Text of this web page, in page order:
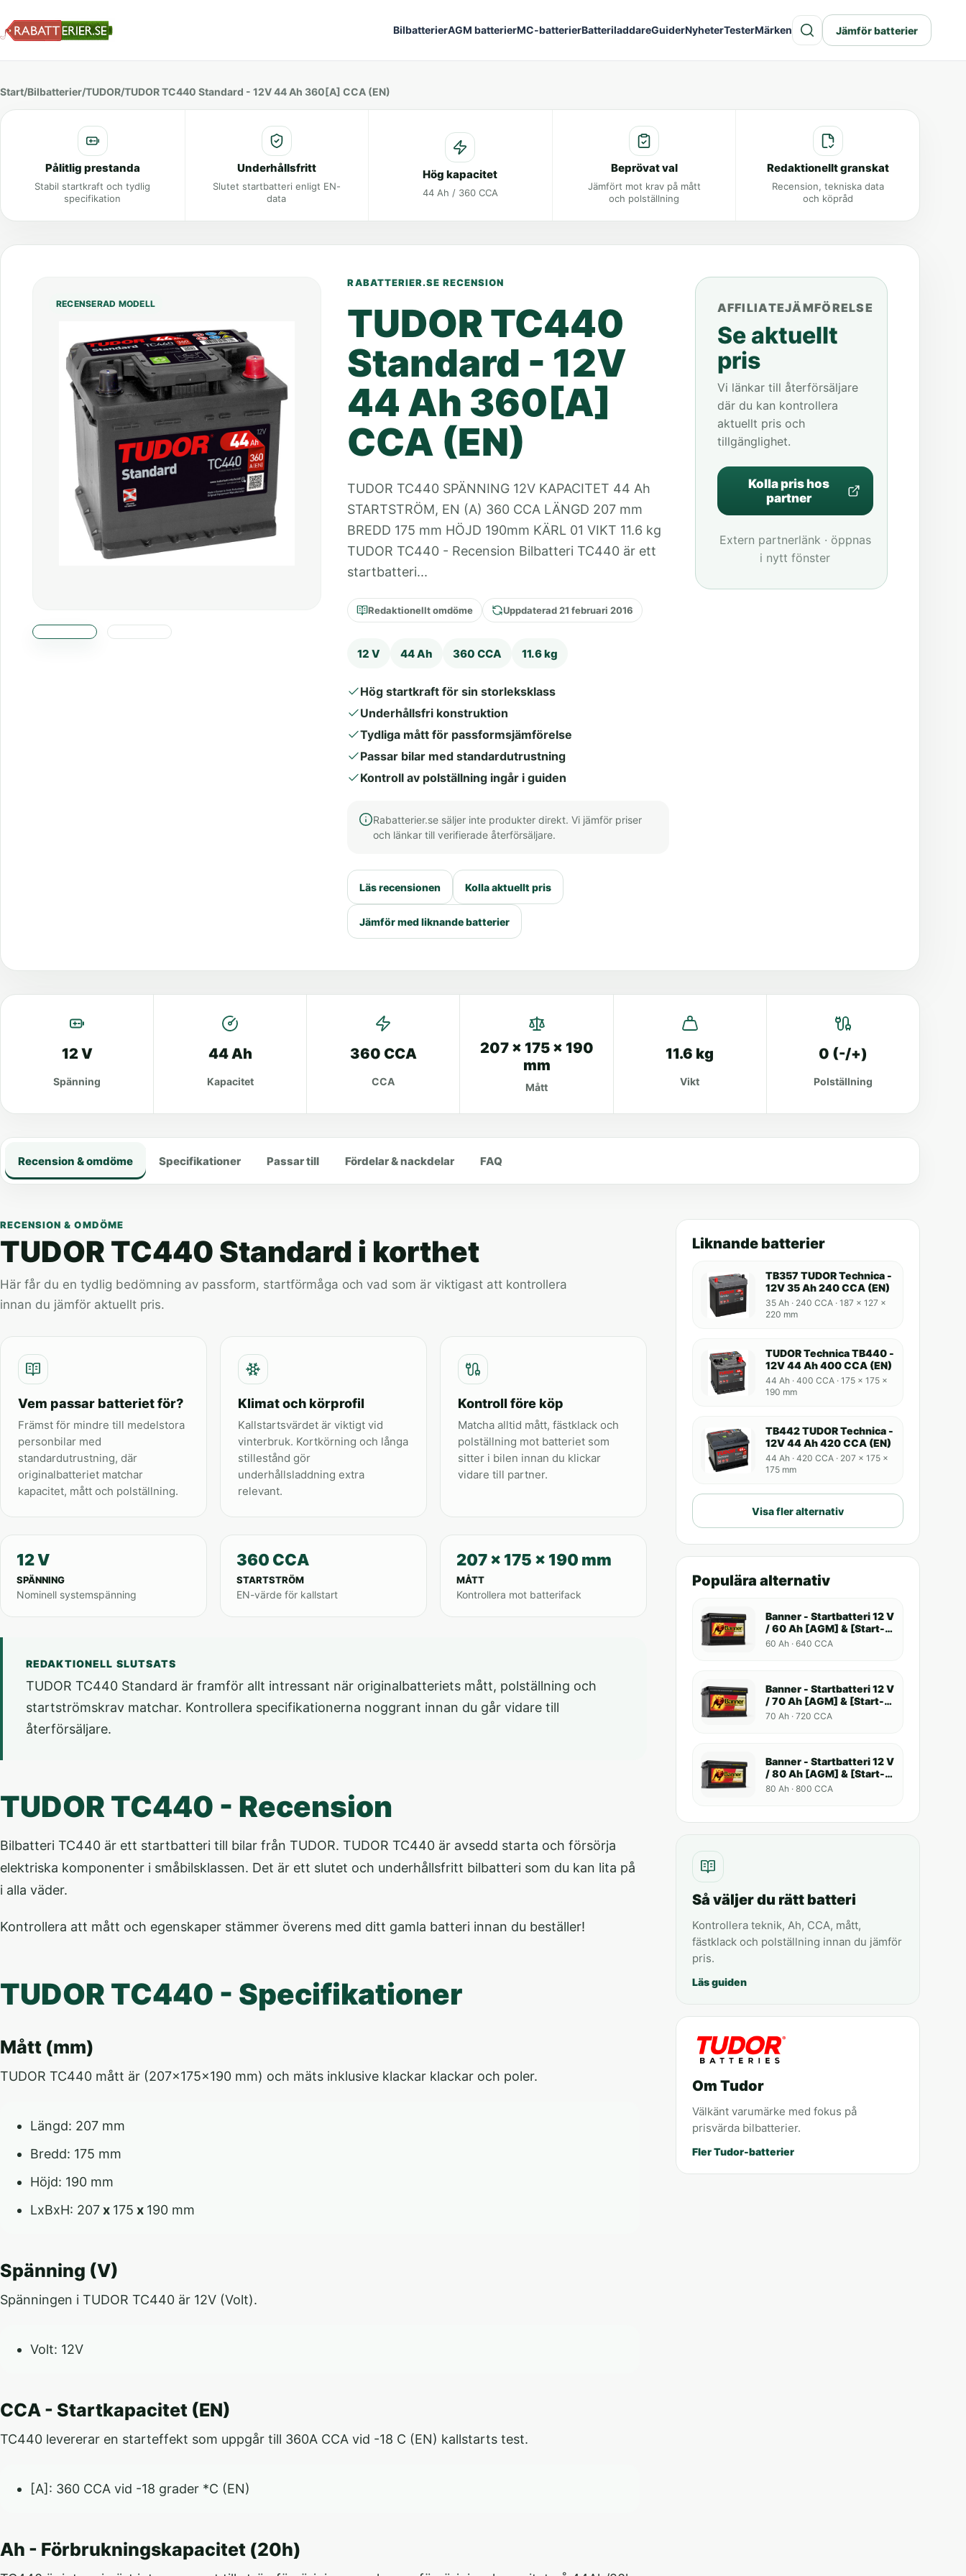
BilbatterierAGM batterierMC-batterierBatteriladdareGuiderNyheterTesterMärken Jämför batterier
Start/Bilbatterier/TUDOR/TUDOR TC440 Standard - 12V 44 Ah 360[A] CCA (EN)
Pålitlig prestanda
Stabil startkraft och tydlig
specifikation
Underhållsfritt
Slutet startbatteri enligt EN-
data
Hög kapacitet
44 Ah / 360 CCA
Beprövat val
Jämfört mot krav på mått
och polställning
Redaktionellt granskat
Recension, tekniska data
och köpråd
RECENSERAD MODELL
RABATTERIER.SE RECENSION
TUDOR TC440
Standard - 12V
44 Ah 360[A]
CCA (EN)
TUDOR TC440 SPÄNNING 12V KAPACITET 44 Ah
STARTSTRÖM, EN (A) 360 CCA LÄNGD 207 mm
BREDD 175 mm HÖJD 190mm KÄRL 01 VIKT 11.6 kg
TUDOR TC440 - Recension Bilbatteri TC440 är ett
startbatteri...
Redaktionellt omdöme Uppdaterad 21 februari 2016
12 V 44 Ah 360 CCA 11.6 kg
Hög startkraft för sin storleksklass
Underhållsfri konstruktion
Tydliga mått för passformsjämförelse
Passar bilar med standardutrustning
Kontroll av polställning ingår i guiden
Rabatterier.se säljer inte produkter direkt. Vi jämför priser
och länkar till verifierade återförsäljare.
Läs recensionen Kolla aktuellt pris
Jämför med liknande batterier
AFFILIATEJÄMFÖRELSE
Se aktuellt
pris
Vi länkar till återförsäljare
där du kan kontrollera
aktuellt pris och
tillgänglighet.
Kolla pris hos
partner
Extern partnerlänk · öppnas
i nytt fönster
12 V
Spänning
44 Ah
Kapacitet
360 CCA
CCA
207 x 175 x 190
mm
Mått
11.6 kg
Vikt
0 (-/+)
Polställning
Recension & omdöme Specifikationer Passar till Fördelar & nackdelar FAQ
RECENSION & OMDÖME
TUDOR TC440 Standard i korthet
Här får du en tydlig bedömning av passform, startförmåga och vad som är viktigast att kontrollera
innan du jämför aktuellt pris.
Vem passar batteriet för?
Främst för mindre till medelstora
personbilar med
standardutrustning, där
originalbatteriet matchar
kapacitet, mått och polställning.
Klimat och körprofil
Kallstartsvärdet är viktigt vid
vinterbruk. Kortkörning och långa
stillestånd gör
underhållsladdning extra
relevant.
Kontroll före köp
Matcha alltid mått, fästklack och
polställning mot batteriet som
sitter i bilen innan du klickar
vidare till partner.
12 V
SPÄNNING
Nominell systemspänning
360 CCA
STARTSTRÖM
EN-värde för kallstart
207 x 175 x 190 mm
MÅTT
Kontrollera mot batterifack
REDAKTIONELL SLUTSATS
TUDOR TC440 Standard är framför allt intressant när originalbatteriets mått, polställning och
startströmskrav matchar. Kontrollera specifikationerna noggrant innan du går vidare till
återförsäljare.
TUDOR TC440 - Recension
Bilbatteri TC440 är ett startbatteri till bilar från TUDOR. TUDOR TC440 är avsedd starta och försörja
elektriska komponenter i småbilsklassen. Det är ett slutet och underhållsfritt bilbatteri som du kan lita på
i alla väder.
Kontrollera att mått och egenskaper stämmer överens med ditt gamla batteri innan du beställer!
TUDOR TC440 - Specifikationer
Mått (mm)
TUDOR TC440 mått är (207x175x190 mm) och mäts inklusive klackar klackar och poler.
Längd: 207 mm
Bredd: 175 mm
Höjd: 190 mm
LxBxH: 207x 175 x 190 mm
Spänning (V)
Spänningen i TUDOR TC440 är 12V (Volt).
Volt: 12V
CCA - Startkapacitet (EN)
TC440 levererar en starteffekt som uppgår till 360A CCA vid -18 C (EN) kallstarts test.
[A]: 360 CCA vid -18 grader *C (EN)
Ah - Förbrukningskapacitet (20h)
Liknande batterier
TB357 TUDOR Technica -
12V 35 Ah 240 CCA (EN)
35 Ah · 240 CCA · 187 x 127 x
220 mm
TUDOR Technica TB440 -
12V 44 Ah 400 CCA (EN)
44 Ah · 400 CCA · 175 x 175 x
190 mm
TB442 TUDOR Technica -
12V 44 Ah 420 CCA (EN)
44 Ah · 420 CCA · 207 x 175 x
175 mm
Visa fler alternativ
Populära alternativ
Banner - Startbatteri 12 V
/ 60 Ah [AGM] & [Start-
Stop]
60 Ah · 640 CCA
Banner - Startbatteri 12 V
/ 70 Ah [AGM] & [Start-
Stop]
70 Ah · 720 CCA
Banner - Startbatteri 12 V
/ 80 Ah [AGM] & [Start-
Stop]
80 Ah · 800 CCA
Så väljer du rätt batteri
Kontrollera teknik, Ah, CCA, mått,
fästklack och polställning innan du jämför
pris.
Läs guiden
Om Tudor
Välkänt varumärke med fokus på
prisvärda bilbatterier.
Fler Tudor-batterier